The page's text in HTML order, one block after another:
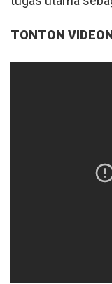
TONTON